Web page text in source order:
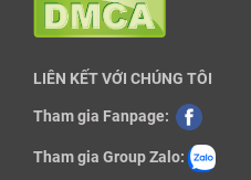
LIÊN KẾT VỚI CHÚNG TÔI
Tham gia Fanpage:
Tham gia Group Zalo: